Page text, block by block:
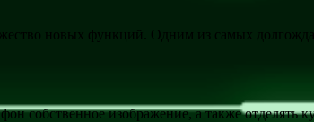
новых функций. Одним из самых
собственное изображение, а также отделять